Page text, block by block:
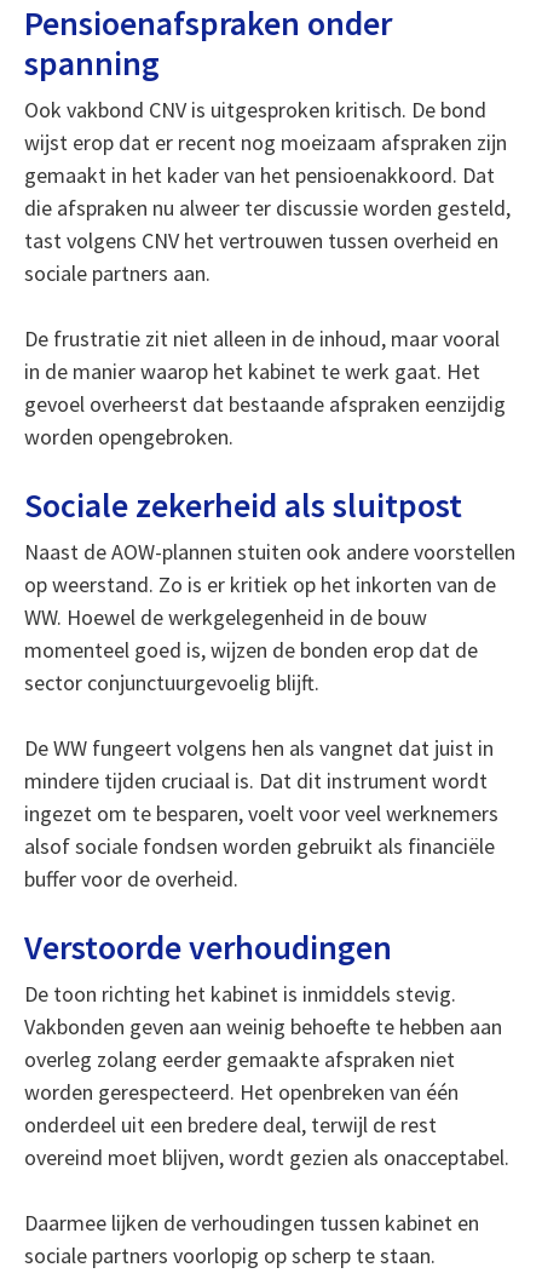
Pensioenafspraken onder
spanning
Ook vakbond CNV is uitgesproken kritisch. De bond
wijst erop dat er recent nog moeizaam afspraken zijn
gemaakt in het kader van het pensioenakkoord. Dat
die afspraken nu alweer ter discussie worden gesteld,
tast volgens CNV het vertrouwen tussen overheid en
sociale partners aan.
De frustratie zit niet alleen in de inhoud, maar vooral
in de manier waarop het kabinet te werk gaat. Het
gevoel overheerst dat bestaande afspraken eenzijdig
worden opengebroken.
Sociale zekerheid als sluitpost
Naast de AOW-plannen stuiten ook andere voorstellen
op weerstand. Zo is er kritiek op het inkorten van de
WW. Hoewel de werkgelegenheid in de bouw
momenteel goed is, wijzen de bonden erop dat de
sector conjunctuurgevoelig blijft.
De WW fungeert volgens hen als vangnet dat juist in
mindere tijden cruciaal is. Dat dit instrument wordt
ingezet om te besparen, voelt voor veel werknemers
alsof sociale fondsen worden gebruikt als financiële
buffer voor de overheid.
Verstoorde verhoudingen
De toon richting het kabinet is inmiddels stevig.
Vakbonden geven aan weinig behoefte te hebben aan
overleg zolang eerder gemaakte afspraken niet
worden gerespecteerd. Het openbreken van één
onderdeel uit een bredere deal, terwijl de rest
overeind moet blijven, wordt gezien als onacceptabel.
Daarmee lijken de verhoudingen tussen kabinet en
sociale partners voorlopig op scherp te staan.